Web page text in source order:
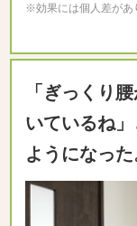
※効果には個人差があ
「ぎっくり
いているね
ようになった